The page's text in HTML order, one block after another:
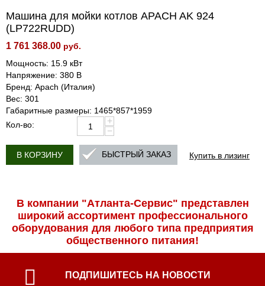
Машина для мойки котлов APACH AK 924
(LP722RUDD)
1 761 368.00 руб.
Мощность: 15.9 кВт
Напряжение: 380 В
Бренд: Apach (Италия)
Вес: 301
Габаритные размеры: 1465*857*1959
Кол-во:
+
−
В КОРЗИНУ Купить в лизинг
БЫСТРЫЙ ЗАКАЗ
В компании "Атланта-Сервис" представлен
широкий ассортимент профессиональ­ного
оборудования для любого типа предприятия
общественного питания!
ПОДПИШИТЕСЬ НА НОВОСТИ